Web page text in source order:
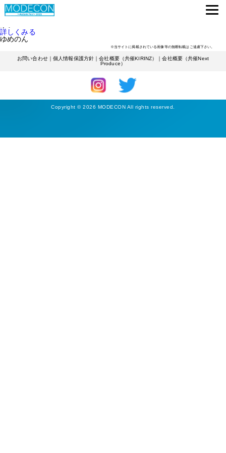
ENTRANTS
専門学生
詳しくみる
詳しくみる
ゆめのん
※当サイトに掲載されている画像等の無断転載はご遠慮下さい。
お問い合わせ｜個人情報保護方針 ｜会社概要（共催KIRINZ） ｜会社概要（共催Next
Produce）
Copyright © 2026 MODECON All rights reserved.